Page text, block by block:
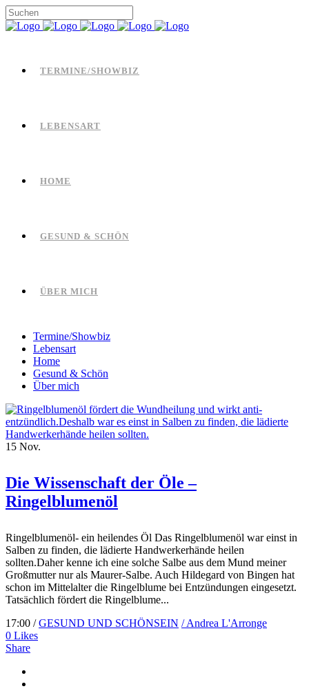
TERMINE/SHOWBIZ
LEBENSART
HOME
GESUND & SCHÖN
ÜBER MICH
Termine/Showbiz
Lebensart
Home
Gesund & Schön
Über mich
15 Nov.
Die Wissenschaft der Öle –
Ringelblumenöl
Ringelblumenöl- ein heilendes Öl Das Ringelblumenöl war einst in
Salben zu finden, die lädierte Handwerkerhände heilen
sollten.Daher kenne ich eine solche Salbe aus dem Mund meiner
Großmutter nur als Maurer-Salbe. Auch Hildegard von Bingen hat
schon im Mittelalter die Ringelblume bei Entzündungen eingesetzt.
Tatsächlich fördert die Ringelblume...
17:00 /GESUND UND SCHÖNSEIN / Andrea L'Arronge
0 Likes
Share